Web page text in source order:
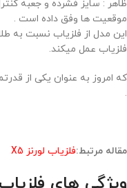
ظاهر : سایز فشرده و جعبه
موقعیت ها وفق داده است .
این مدل از فلزیاب نسبت به
فلزیاب عمل میکند.
که امروز به عنوان یکی از
.
مقاله مرتبط:فلزیاب لورنز X5